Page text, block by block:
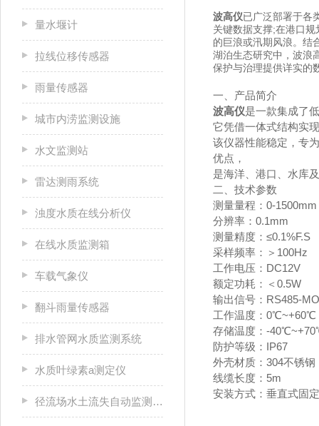
量水堰计
拉线位移传感器
雨量传感器
城市内涝监测设施
水文监测站
雷达测雨系统
浊度水质在线分析仪
在线水质监测箱
车载气象仪
翻斗雨量传感器
排水管网水质监测系统
水质叶绿素a测定仪
径流场水土流失自动监测系统
波高仪已广泛部署于各
关键数据支撑;在港口
的巨浪或汛期风浪。结
湖泊生态研究中，波浪
保护与治理提供详实的
一、产品简介
波高仪是一款集成了
它凭借一体式结构实
该仪器性能稳定，专
优点，
是海洋、港口、水库
二、技术参数
测量量程：0-1500mm
分辨率：0.1mm
测量精度：≤0.1%F.S
采样频率：＞100Hz
工作电压：DC12V
额定功耗：＜0.5W
输出信号：RS485-
工作温度：0℃~+60℃
存储温度：-
防护等级：IP67
外壳材质：304不锈钢
线缆长度：5m
安装方式：垂直式固